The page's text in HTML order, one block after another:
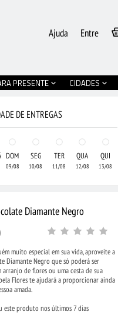
Entre
Ajuda
PRESENTE CIDADES
DE ENTREGAS
DOM
09/08
SEG
10/08
TER
11/08
QUA
12/08
QUI
13/08
Diamante Negro
muito especial em sua vida, aproveite a
Diamante Negro que só poderá ser
de flores ou uma cesta de sua
Flores te ajudará a proporcionar ainda
amada.
este produto nos últimos 7 dias